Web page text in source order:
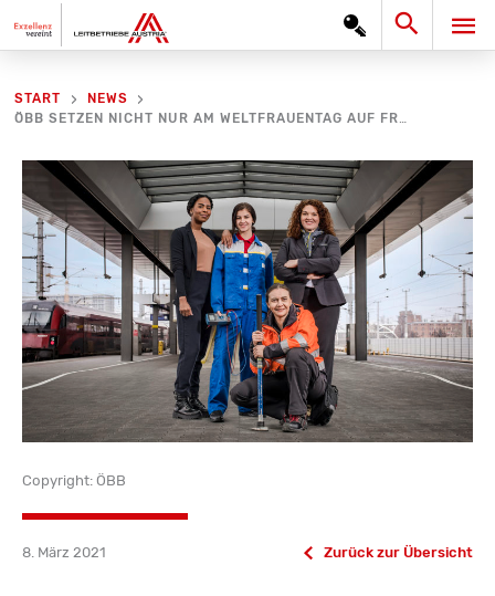
Inhalt
Search
START
NEWS
ÖBB SETZEN NICHT NUR AM WELTFRAUENTAG AUF FRAUENPOWER
Copyright: ÖBB
8. März 2021 Zurück zur Übersicht